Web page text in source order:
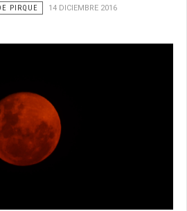
PIRQUE
14 DICIEMBRE 2016